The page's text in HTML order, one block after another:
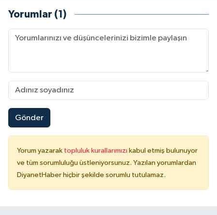
Yorumlar (1)
Gönder
Yorum yazarak topluluk kurallarımızı kabul etmiş bulunuyor
ve tüm sorumluluğu üstleniyorsunuz. Yazılan yorumlardan
DiyanetHaber hiçbir şekilde sorumlu tutulamaz.
Konya Müftülüğü
Manisa Müftülüğü
Mardin Müftülüğü
Mersin Müftülüğü
Muğla Müftülüğü